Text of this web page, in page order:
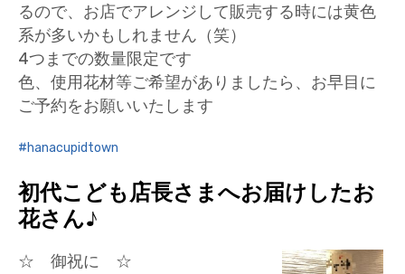
るので、お店でアレンジして販売する時には黄色
系が多いかもしれません（笑）
4つまでの数量限定です
色、使用花材等ご希望がありましたら、お早目に
ご予約をお願いいたします
hanacupidtown
初代こども店長さまへお届けしたお
花さん♪
☆ 御祝に ☆